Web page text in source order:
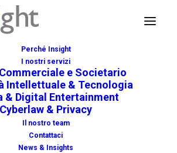
Perché Insight
I nostri servizi
e Societario
Intellettuale & Tecnologia
& Digital Entertainment
Cyberlaw & Privacy
Il nostro team
Contattaci
News & Insights
artificiale